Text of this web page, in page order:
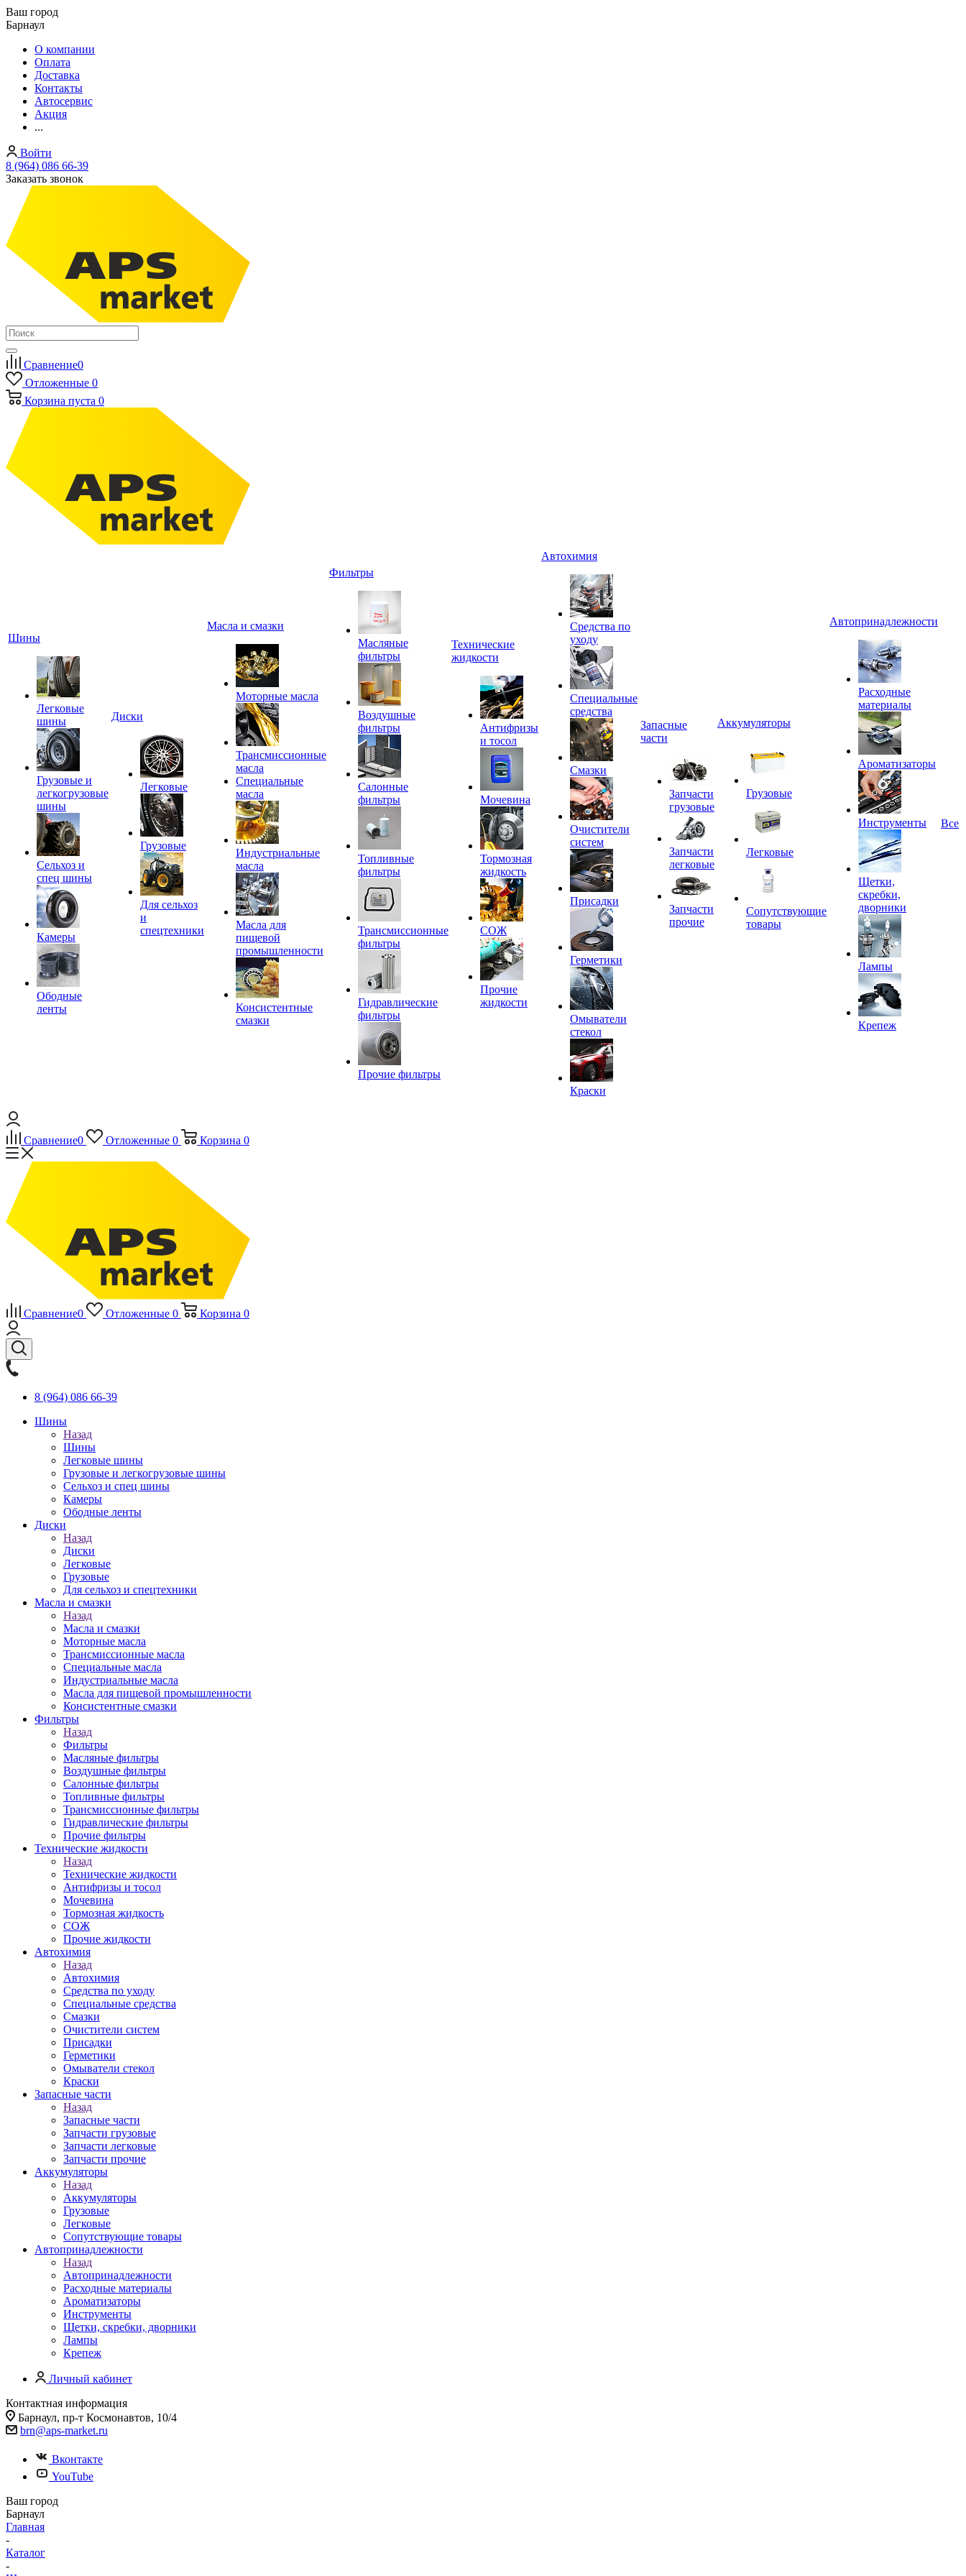
Ваш город
Барнаул
О компании
Оплата
Доставка
Контакты
Автосервис
Акция
...
Войти
8 (964) 086 66-39
Заказать звонок
Сравнение0
Отложенные 0
Корзина пуста 0
Шины
Легковые
шины
Грузовые и
легкогрузовые
шины
Сельхоз и
спец шины
Камеры
Ободные
ленты
Диски
Легковые
Грузовые
Для сельхоз
и
спецтехники
Масла и смазки
Моторные масла
Трансмиссионные
масла
Специальные
масла
Индустриальные
масла
Масла для
пищевой
промышленности
Консистентные
смазки
Фильтры
Масляные
фильтры
Воздушные
фильтры
Салонные
фильтры
Топливные
фильтры
Трансмиссионные
фильтры
Гидравлические
фильтры
Прочие фильтры
Технические
жидкости
Антифризы
и тосол
Мочевина
Тормозная
жидкость
СОЖ
Прочие
жидкости
Автохимия
Средства по
уходу
Специальные
средства
Смазки
Очистители
систем
Присадки
Герметики
Омыватели
стекол
Краски
Запасные
части
Запчасти
грузовые
Запчасти
легковые
Запчасти
прочие
Аккумуляторы
Грузовые
Легковые
Сопутствующие
товары
Автопринадлежности
Расходные
материалы
Ароматизаторы
Инструменты
Щетки,
скребки,
дворники
Лампы
Крепеж
Все
Сравнение0 Отложенные 0 Корзина 0
Сравнение0 Отложенные 0 Корзина 0
8 (964) 086 66-39
Шины
Назад
Шины
Легковые шины
Грузовые и легкогрузовые шины
Сельхоз и спец шины
Камеры
Ободные ленты
Диски
Назад
Диски
Легковые
Грузовые
Для сельхоз и спецтехники
Масла и смазки
Назад
Масла и смазки
Моторные масла
Трансмиссионные масла
Специальные масла
Индустриальные масла
Масла для пищевой промышленности
Консистентные смазки
Фильтры
Назад
Фильтры
Масляные фильтры
Воздушные фильтры
Салонные фильтры
Топливные фильтры
Трансмиссионные фильтры
Гидравлические фильтры
Прочие фильтры
Технические жидкости
Назад
Технические жидкости
Антифризы и тосол
Мочевина
Тормозная жидкость
СОЖ
Прочие жидкости
Автохимия
Назад
Автохимия
Средства по уходу
Специальные средства
Смазки
Очистители систем
Присадки
Герметики
Омыватели стекол
Краски
Запасные части
Назад
Запасные части
Запчасти грузовые
Запчасти легковые
Запчасти прочие
Аккумуляторы
Назад
Аккумуляторы
Грузовые
Легковые
Сопутствующие товары
Автопринадлежности
Назад
Автопринадлежности
Расходные материалы
Ароматизаторы
Инструменты
Щетки, скребки, дворники
Лампы
Крепеж
Личный кабинет
Контактная информация
Барнаул, пр-т Космонавтов, 10/4
brn@aps-market.ru
Вконтакте
YouTube
Ваш город
Барнаул
Главная
-
Каталог
-